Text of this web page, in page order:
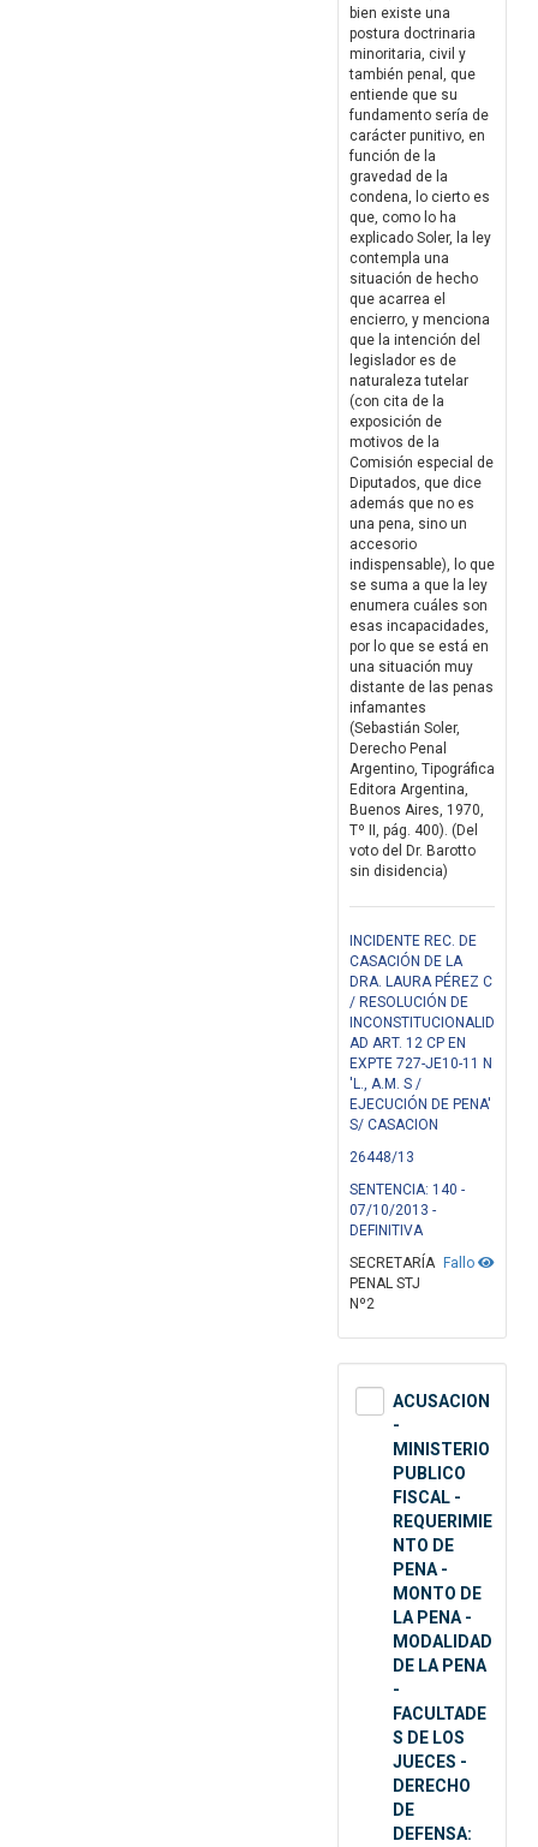
bien existe una
postura doctrinaria
minoritaria, civil y
también penal, que
entiende que su
fundamento sería de
carácter punitivo, en
función de la
gravedad de la
condena, lo cierto es
que, como lo ha
explicado Soler, la ley
contempla una
situación de hecho
que acarrea el
encierro, y menciona
que la intención del
legislador es de
naturaleza tutelar
(con cita de la
exposición de
motivos de la
Comisión especial de
Diputados, que dice
además que no es
una pena, sino un
accesorio
indispensable), lo que
se suma a que la ley
enumera cuáles son
esas incapacidades,
por lo que se está en
una situación muy
distante de las penas
infamantes
(Sebastián Soler,
Derecho Penal
Argentino, Tipográfica
Editora Argentina,
Buenos Aires, 1970,
Tº II, pág. 400). (Del
voto del Dr. Barotto
sin disidencia)
INCIDENTE REC. DE
CASACIÓN DE LA
DRA. LAURA PÉREZ C
/ RESOLUCIÓN DE
INCONSTITUCIONALID
AD ART. 12 CP EN
EXPTE 727-JE10-11 N
'L., A.M. S /
EJECUCIÓN DE PENA'
S/ CASACION
26448/13
SENTENCIA: 140 -
07/10/2013 -
DEFINITIVA
Fallo
SECRETARÍA
PENAL STJ
Nº2
ACUSACION
-
MINISTERIO
PUBLICO
FISCAL -
REQUERIMIE
NTO DE
PENA -
MONTO DE
LA PENA -
MODALIDAD
DE LA PENA
-
FACULTADE
S DE LOS
JUECES -
DERECHO
DE
DEFENSA: